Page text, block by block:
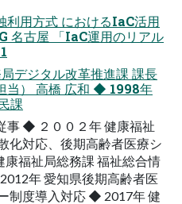
利用方式 におけるIaC活用
古屋 「IaC運用のリアル
デジタル改革推進課 課長
当） 高橋 広和 ◆ 1998年
課
事 ◆ ２００２年 健康福祉
化対応、後期高齢者医療シ
福祉局総務課 福祉総合情
年 愛知県後期高齢者医
制度導入対応 ◆ 2017年 健